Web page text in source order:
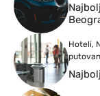
Hoteli,